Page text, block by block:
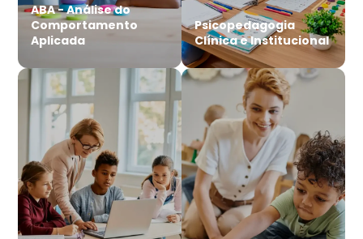
ABA - Análise do
Comportamento
Aplicada
Psicopedagogia
Clínica e Institucional